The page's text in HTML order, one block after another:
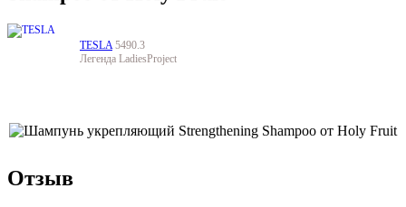
TESLA 5490.3
Легенда LadiesProject
Отзыв